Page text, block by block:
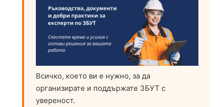
Всичко, което ви е нужно, за да
организирате и поддържате ЗБУТ с
увереност.